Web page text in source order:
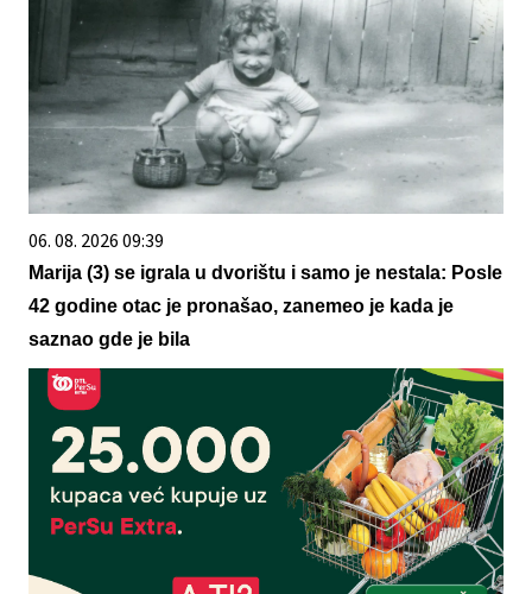
06. 08. 2026 09:39
Marija (3) se igrala u dvorištu i samo je nestala: Posle
42 godine otac je pronašao, zanemeo je kada je
saznao gde je bila